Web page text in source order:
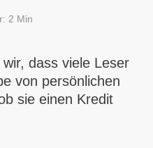
2 Min
dass viele Leser
von persönlichen
sie einen Kredit